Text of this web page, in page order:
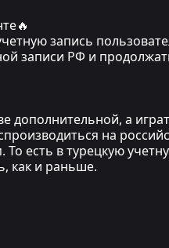
запись
записи РФ и
дополнительной, а
на
есть в турецкую
как и раньше.